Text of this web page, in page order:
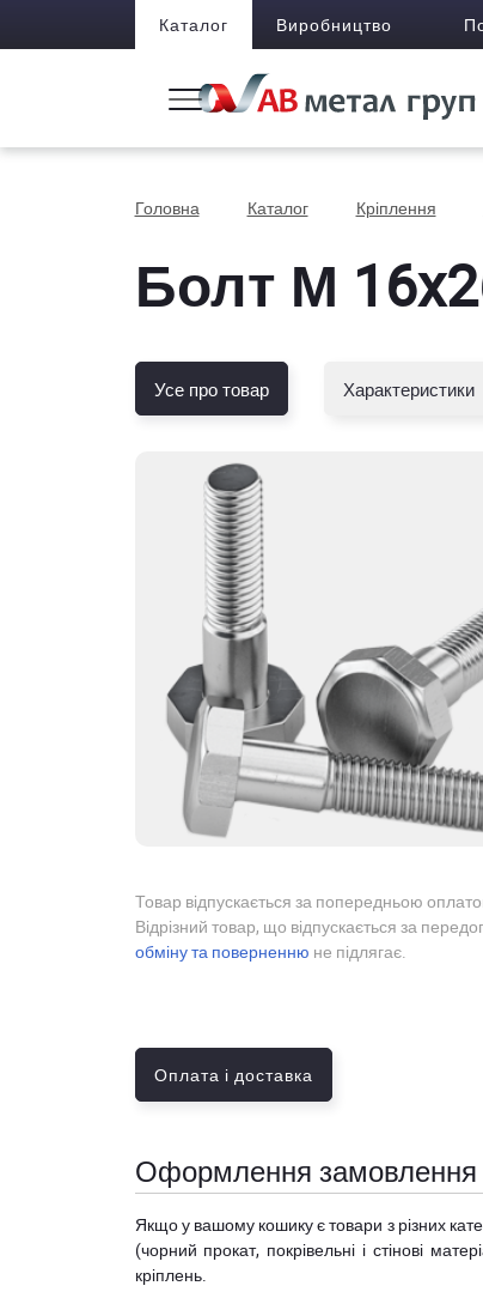
Каталог Виробництво
Головна Каталог Кріплення
Болт М
Усе про товар Характеристики
Товар відпускається за попередньою
Відрізний товар, що відпускається за
обміну та поверненню не підлягає.
Оплата і доставка
Оформлення замовлення
Якщо у вашому кошику є товари з різних
(чорний прокат, покрівельні і стінові
кріплень.